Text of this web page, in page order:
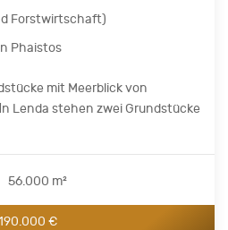
Forstwirtschaft)
Phaistos
mit Meerblick von
Lenda stehen zwei Grundstücke
56.000 m²
€